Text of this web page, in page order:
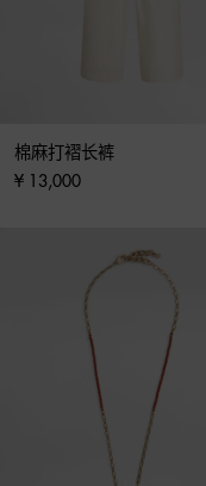
棉麻打褶长裤
¥ 13,000